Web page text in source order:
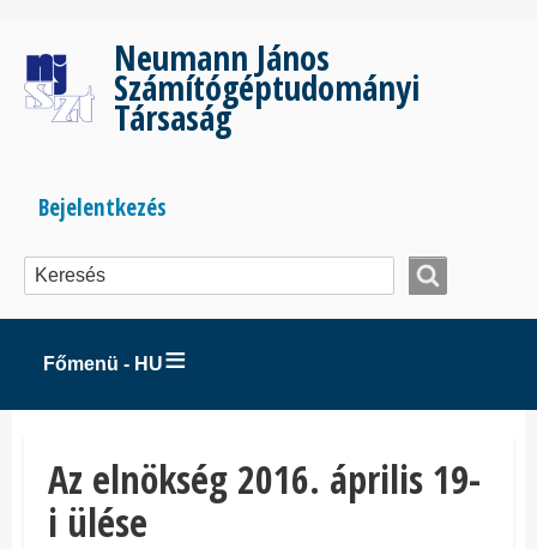
tartalomra
Neumann János
Számítógéptudományi
Társaság
Bejelentkezés
menüje
Bejelentkezés
Főmenü - HU
Az elnökség 2016. április 19-
i ülése